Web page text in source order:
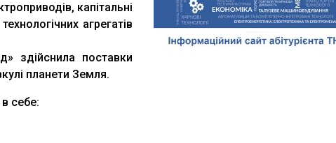
капітальні
агрегатів
здійснила поставки
планети Земля.
себе: